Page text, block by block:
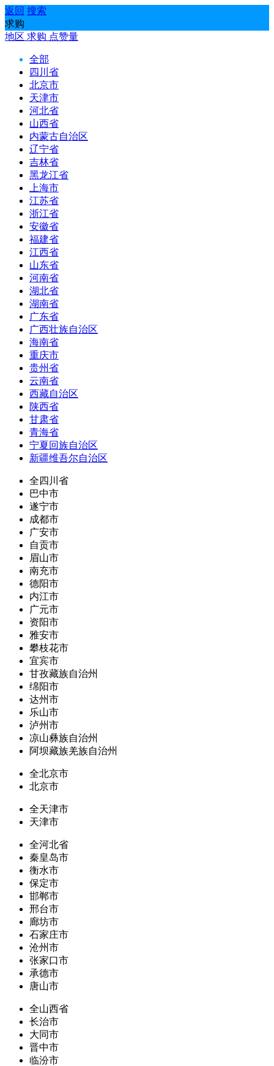
返回 搜索
求购
地区 求购 点赞量
全部
四川省
北京市
天津市
河北省
山西省
内蒙古自治区
辽宁省
吉林省
黑龙江省
上海市
江苏省
浙江省
安徽省
福建省
江西省
山东省
河南省
湖北省
湖南省
广东省
广西壮族自治区
海南省
重庆市
贵州省
云南省
西藏自治区
陕西省
甘肃省
青海省
宁夏回族自治区
新疆维吾尔自治区
全四川省
巴中市
遂宁市
成都市
广安市
自贡市
眉山市
南充市
德阳市
内江市
广元市
资阳市
雅安市
攀枝花市
宜宾市
甘孜藏族自治州
绵阳市
达州市
乐山市
泸州市
凉山彝族自治州
阿坝藏族羌族自治州
全北京市
北京市
全天津市
天津市
全河北省
秦皇岛市
衡水市
保定市
邯郸市
邢台市
廊坊市
石家庄市
沧州市
张家口市
承德市
唐山市
全山西省
长治市
大同市
晋中市
临汾市